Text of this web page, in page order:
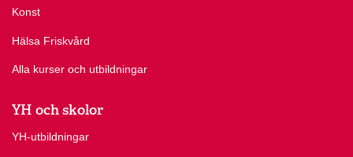
Konst
Hälsa Friskvård
Alla kurser och utbildningar
YH och skolor
YH-utbildningar